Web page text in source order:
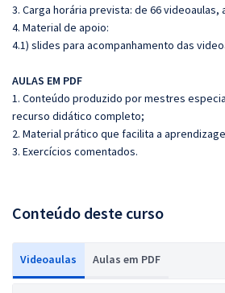
3. Carga horária prevista: de 66 videoaulas,
4. Material de apoio:
4.1) slides para acompanhamento das
AULAS EM PDF
1. Conteúdo produzido por mestres
recurso didático completo;
2. Material prático que facilita a
3. Exercícios comentados.
Conteúdo deste curso
Videoaulas Aulas em PDF